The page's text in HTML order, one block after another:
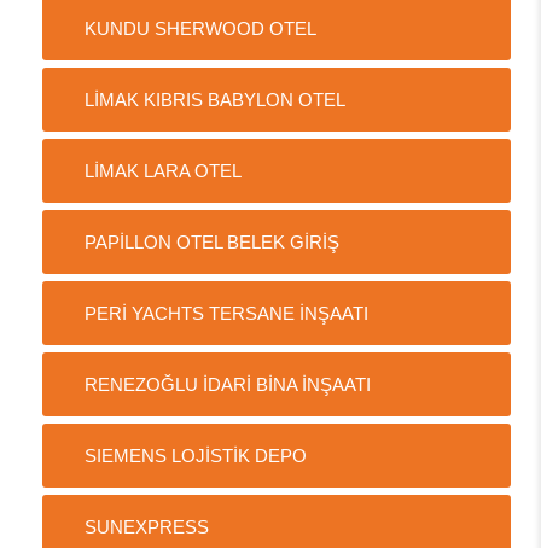
KUNDU SHERWOOD OTEL
LİMAK KIBRIS BABYLON OTEL
LİMAK LARA OTEL
PAPİLLON OTEL BELEK GİRİŞ
PERİ YACHTS TERSANE İNŞAATI
RENEZOĞLU İDARİ BİNA İNŞAATI
SIEMENS LOJİSTİK DEPO
SUNEXPRESS